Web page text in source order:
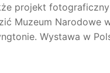
projekt
Muzeum Narodowe
Wystawa w